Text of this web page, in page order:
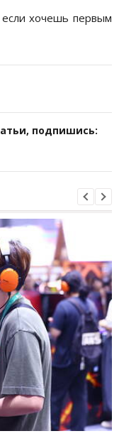
хочешь первым
подпишись: